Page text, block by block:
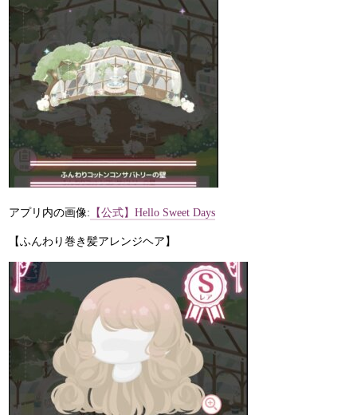
アプリ内の画像: 【公式】Hello Sweet Days
【ふんわり巻き髪アレンジヘア】